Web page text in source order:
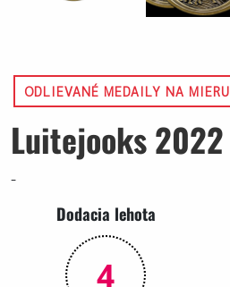
ODLIEVANÉ MEDAILY NA MIERU
Luitejooks 2022
-
Dodacia lehota
4